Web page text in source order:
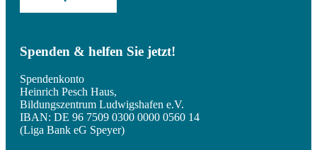
Spenden & helfen Sie jetzt!
Spendenkonto
Heinrich Pesch Haus,
Bildungszentrum Ludwigshafen e.V.
IBAN: DE 96 7509 0300 0000 0560 14
(Liga Bank eG Speyer)